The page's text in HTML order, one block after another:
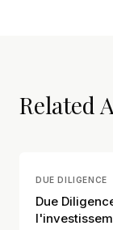
Related
DUE DILIGENCE
Due